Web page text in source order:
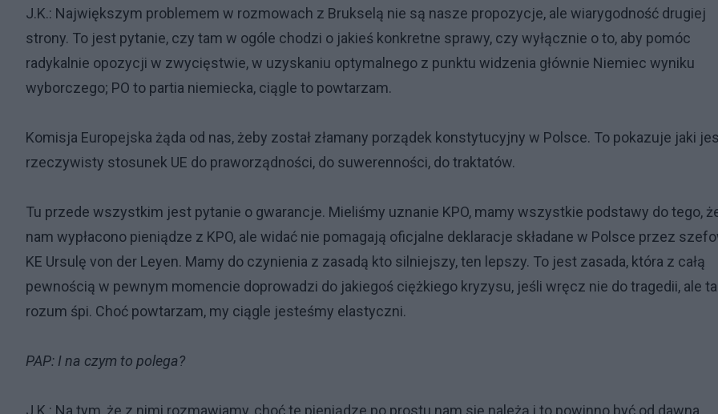
J.K.: Największym problemem w rozmowach z Brukselą nie są nasze propozycje, ale wiarygodność drugiej
strony. To jest pytanie, czy tam w ogóle chodzi o jakieś konkretne sprawy, czy wyłącznie o to, aby pomóc
radykalnie opozycji w zwycięstwie, w uzyskaniu optymalnego z punktu widzenia głównie Niemiec wyniku
wyborczego; PO to partia niemiecka, ciągle to powtarzam.
Komisja Europejska żąda od nas, żeby został złamany porządek konstytucyjny w Polsce. To pokazuje jaki
rzeczywisty stosunek UE do praworządności, do suwerenności, do traktatów.
Tu przede wszystkim jest pytanie o gwarancje. Mieliśmy uznanie KPO, mamy wszystkie podstawy do tego,
nam wypłacono pieniądze z KPO, ale widać nie pomagają oficjalne deklaracje składane w Polsce przez
KE Ursulę von der Leyen. Mamy do czynienia z zasadą kto silniejszy, ten lepszy. To jest zasada, która z całą
pewnością w pewnym momencie doprowadzi do jakiegoś ciężkiego kryzysu, jeśli wręcz nie do tragedii, ale
rozum śpi. Choć powtarzam, my ciągle jesteśmy elastyczni.
PAP: I na czym to polega?
J.K.: Na tym, że z nimi rozmawiamy, choć te pieniądze po prostu nam się należą i to powinno być od dawna